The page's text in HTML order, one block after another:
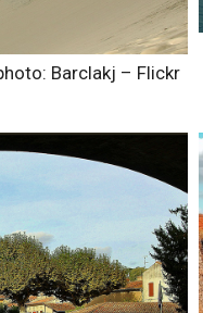
Barclakj – Flickr